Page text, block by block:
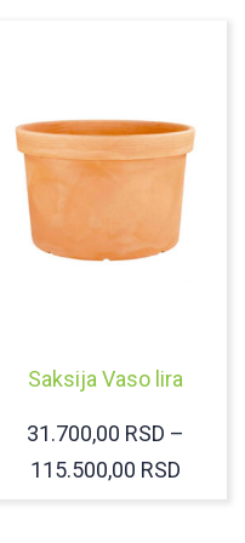
Saksija Vaso lira
31.700,00 RSD –
115.500,00 RSD